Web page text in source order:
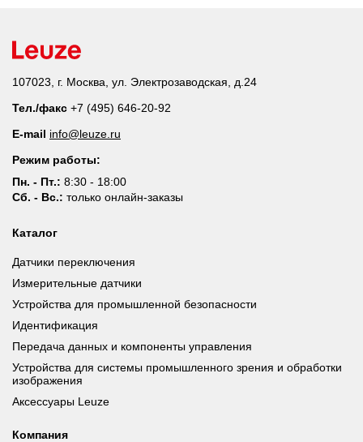
107023, г. Москва, ул. Электрозаводская, д.24
Тел./факс +7 (495) 646-20-92
E-mail info@leuze.ru
Режим работы:
Пн. - Пт.: 8:30 - 18:00
Сб. - Вс.: только онлайн-заказы
Каталог
Датчики переключения
Измерительные датчики
Устройства для промышленной безопасности
Идентификация
Передача данных и компоненты управления
Устройства для системы промышленного зрения и обработки
изображения
Аксессуары Leuze
Компания